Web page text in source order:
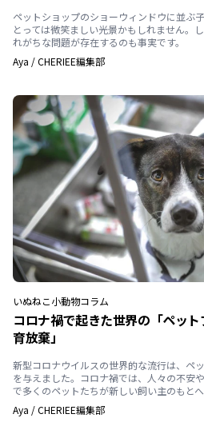
ペットショップのショーウィンドウに並ぶ
とっては微笑ましい光景かもしれません。
れがちな問題が存在するのも事実です。
Aya /CHERIEE編集部
いぬねこ小動物コラム
コロナ禍で起きた世界の「ペッ
育放棄」
新型コロナウイルスの世界的な流行は、ペ
を与えました。コロナ禍では、人々の不安
で多くのペットたちが新しい飼い主のもとへ
Aya /CHERIEE編集部